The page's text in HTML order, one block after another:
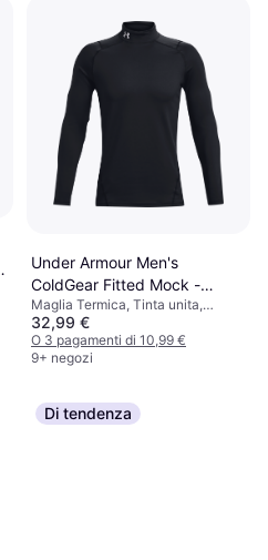
Under Armour Men's
ColdGear Fitted Mock -
Black/White
Maglia Termica, Tinta unita,
Materiale:
Elastane/Lycra/Spandex,
Poliestere, Elastico
32,99 €
O 3 pagamenti di 10,99 €
9+ negozi
Di tendenza